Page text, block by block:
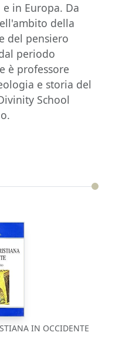
in Europa. Da
della
del pensiero
periodo
è professore
e storia del
School
IN OCCIDENTE